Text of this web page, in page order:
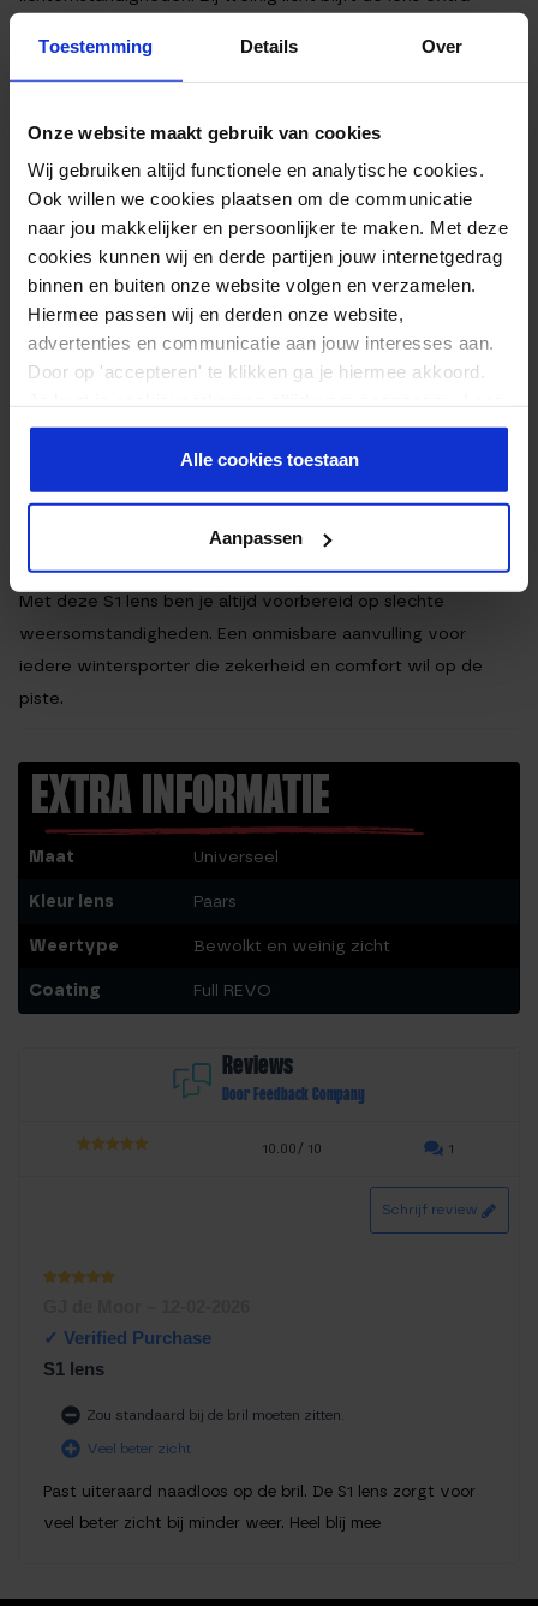
Toestemming Details Over
Onze website maakt gebruik van cookies
Wij gebruiken altijd functionele en analytische cookies.
Ook willen we cookies plaatsen om de communicatie
naar jou makkelijker en persoonlijker te maken. Met deze
cookies kunnen wij en derde partijen jouw internetgedrag
binnen en buiten onze website volgen en verzamelen.
Hiermee passen wij en derden onze website,
advertenties en communicatie aan jouw interesses aan.
Door op 'accepteren' te klikken ga je hiermee akkoord.
er meer over in onsprivacy beleid.
Alle cookies toestaan
Aanpassen
afgestemd op bewolkt weer, sneeuwval en low-light
⏱️ LAST-MINUTE WEEROMSLAG? GEEN PROBLEEM.
Zijn de weersvoorspellingen voor je komende skiweek
Bestel je dit product op zondag t/m vrijdag voor 21:30, dan
heb je het de volgende dag in huis in Nederland en België.
GEBRUIK & COMPATIBILITEIT
✔️ Eenvoudig te wisselen
✔️ Ideaal als extra lens naast een zonnelens
Met deze S1 lens ben je altijd voorbereid op slechte
weersomstandigheden. Een onmisbare aanvulling voor
iedere wintersporter die zekerheid en comfort wil op de
piste.
EXTRA INFORMATIE
Maat Universeel
Kleur lens Paars
Weertype Bewolkt en weinig zicht
Coating Full REVO
Reviews
Door Feedback Company
10.00/ 10 1
Schrijf review
S1 lens
Zou standaard bij de bril moeten zitten.
Veel beter zicht
Past uiteraard naadloos op de bril. De S1 lens zorgt voor
veel beter zicht bij minder weer. Heel blij mee